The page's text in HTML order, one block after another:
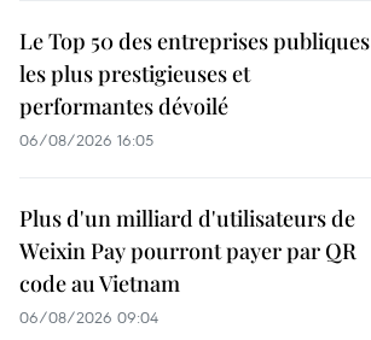
Le Top 50 des entreprises publiques
les plus prestigieuses et
performantes dévoilé
06/08/2026 16:05
Plus d'un milliard d'utilisateurs de
Weixin Pay pourront payer par QR
code au Vietnam
06/08/2026 09:04